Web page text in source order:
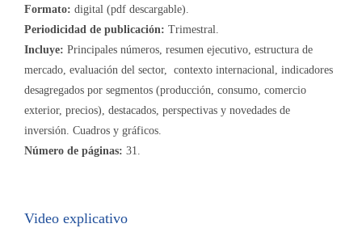
Formato: digital (pdf descargable).
Periodicidad de publicación: Trimestral.
Incluye: Principales números, resumen ejecutivo, estructura de
mercado, evaluación del sector, contexto internacional, indicadores
desagregados por segmentos (producción, consumo, comercio
exterior, precios), destacados, perspectivas y novedades de
inversión. Cuadros y gráficos.
Número de páginas: 31.
Video explicativo